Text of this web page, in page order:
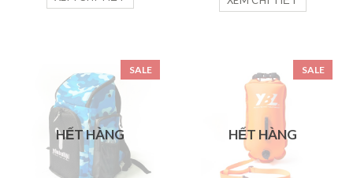
SALE
HẾT HÀNG
SALE
HẾT HÀNG